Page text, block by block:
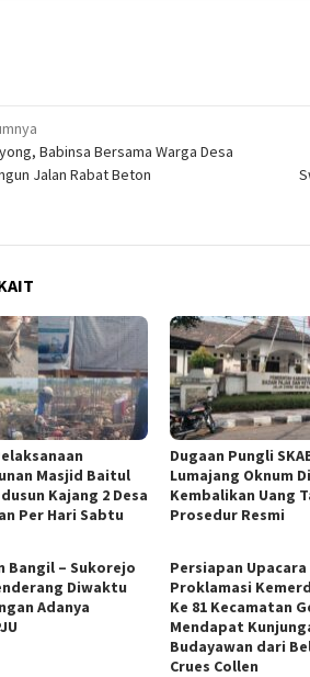
Babinsa Bersama Warga Desa
Jalan Rabat Beton
Masjid Baitul
Kajang 2 Desa
Per Hari Sabtu
Dugaan Pungli
Lumajang Oknum
Kembalikan Uang
Prosedur Resmi
Bangil – Sukorejo
Diwaktu
Adanya
Persiapan Upacara
Proklamasi
Ke 81 Kecamatan
Mendapat
Budayawan dari
Crues Collen